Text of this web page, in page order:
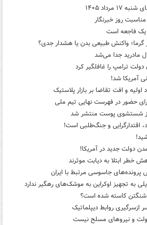
۱۴۰۵
مناسبت روز خبرنگار
یک فاجعه است
واکنش طبیعی بدن یا هشدار جدی؟
مادرید جدا می‌شد
دولت ترامپ را غافلگیر کرد
آمریکا شد!
و افت تقاضا بر بازار پلاستیک
شستشوی پوست منتشر شد
اقتدارگرایی و جنگ‌طلبی است!
دولت جدید در آمریکا!
خطر ابتلا به دیابت موثرند
پرونده‌های جاسوسی مرتبط با ایران
به تجهیز اوکراین به موشک‌های رهگیر ندارد
واشنگتن کاسته شده است؟
ازسرگیری روابط دیپلماتیک
و نیروهای مسلح نیست